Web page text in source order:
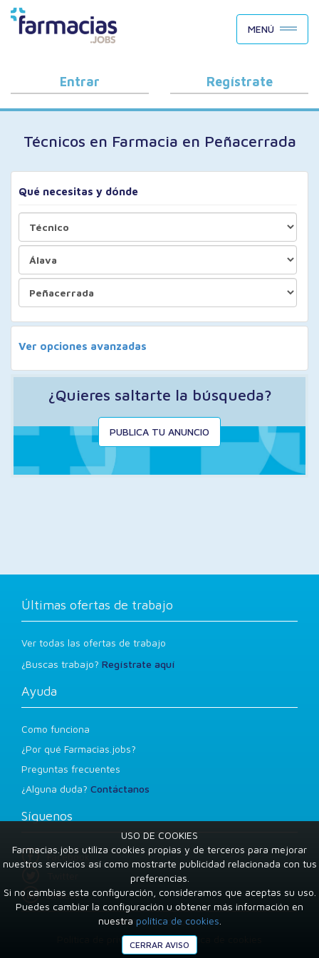
BUSCAR CANDIDATOS
OFERTAS DE EMPLEO
COMO FUNCIONA
PORQUÉ FARMACIAS.JOBS
BLOG
MENÚ
Entrar Regístrate
Técnicos en Farmacia en Peñacerrada
Qué necesitas y dónde
Ver opciones avanzadas
¿Quieres saltarte la búsqueda?
PUBLICA TU ANUNCIO
Últimas ofertas de trabajo
Ver todas las ofertas de trabajo
¿Buscas trabajo? Regístrate aquí
Ayuda
Como funciona
¿Por qué Farmacias.jobs?
Preguntas frecuentes
¿Alguna duda? Contáctanos
Síguenos
Facebook
LinkedIn
Condiciones de uso
Política de privacidad
Política de cookies
USO DE COOKIES
Farmacias.jobs utiliza cookies propias y de terceros para mejorar
nuestros servicios así como mostrarte publicidad relacionada con tus
preferencias.
Si no cambias esta configuración, consideramos que aceptas su uso.
Puedes cambiar la configuración u obtener más información en
nuestra política de cookies
CERRAR AVISO